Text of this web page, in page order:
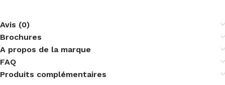
Avis (0)
Brochures
A propos de la marque
FAQ
Produits complémentaires